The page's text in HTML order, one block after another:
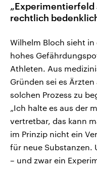
„Experimentierfeld
rechtlich
Wilhelm Bloch sieht in
hohes
Athleten. Aus
Gründen sei es
solchen Prozess zu
„Ich halte es aus der
vertretbar, das kann
im Prinzip nicht ein
für neue Substanzen.
– und zwar ein